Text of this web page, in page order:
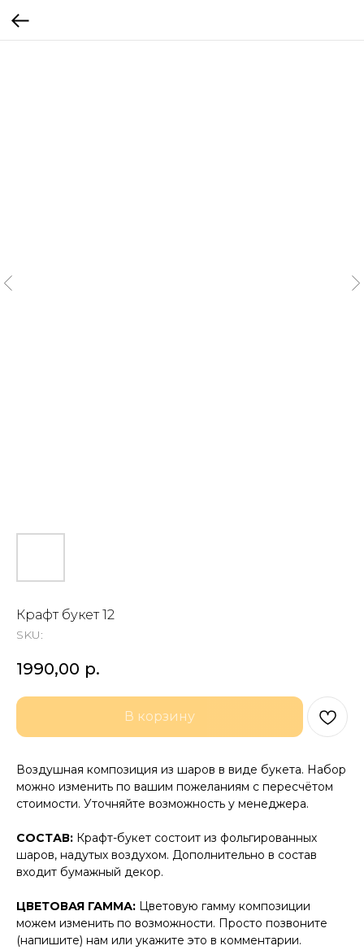
Крафт букет 12
SKU:
1990,00 р.
В корзину
Воздушная композиция из шаров в виде букета. Набор
можно изменить по вашим пожеланиям с пересчётом
стоимости. Уточняйте возможность у менеджера.
СОСТАВ: Крафт-букет состоит из фольгированных
шаров, надутых воздухом. Дополнительно в состав
входит бумажный декор.
ЦВЕТОВАЯ ГАММА: Цветовую гамму композиции
можем изменить по возможности. Просто позвоните
(напишите) нам или укажите это в комментарии.